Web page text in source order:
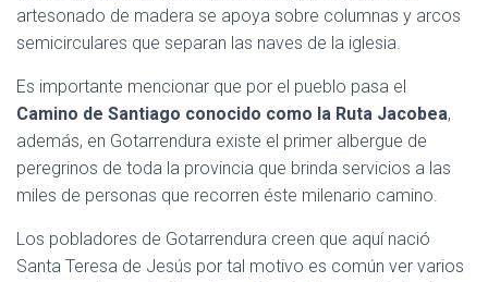
artesonado de madera se apoya sobre columnas y arcos
semicirculares que separan las naves de la iglesia.
Es importante mencionar que por el pueblo pasa el
Camino de Santiago conocido como la Ruta Jacobea,
además, en Gotarrendura existe el primer albergue de
peregrinos de toda la provincia que brinda servicios a las
miles de personas que recorren éste milenario camino.
Los pobladores de Gotarrendura creen que aquí nació
Santa Teresa de Jesús por tal motivo es común ver varios